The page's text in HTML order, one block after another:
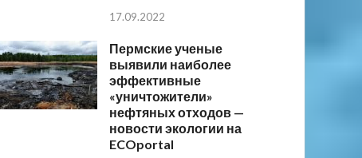
17.09.2022
Пермские ученые
выявили наиболее
эффективные
«уничтожители»
нефтяных отходов —
новости экологии на
ECOportal